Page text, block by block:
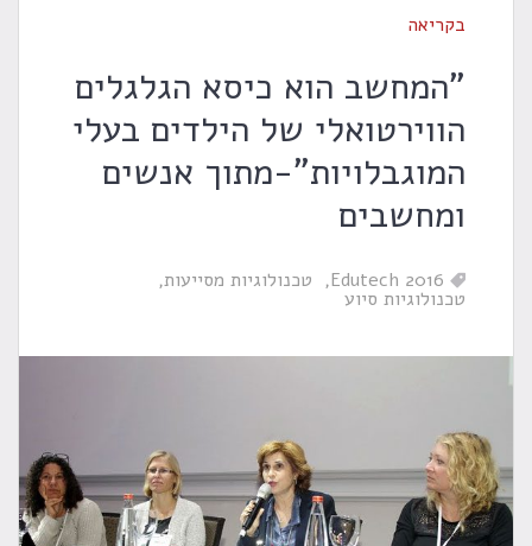
בקריאה
"המחשב הוא כיסא הגלגלים
הווירטואלי של הילדים בעלי
המוגבלויות"-מתוך אנשים
ומחשבים
Edutech 2016 טכנולוגיות מסייעות
טכנולוגיות סיוע